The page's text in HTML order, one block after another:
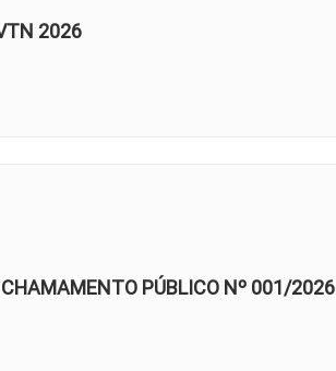
2026
PÚBLICO Nº 001/2026